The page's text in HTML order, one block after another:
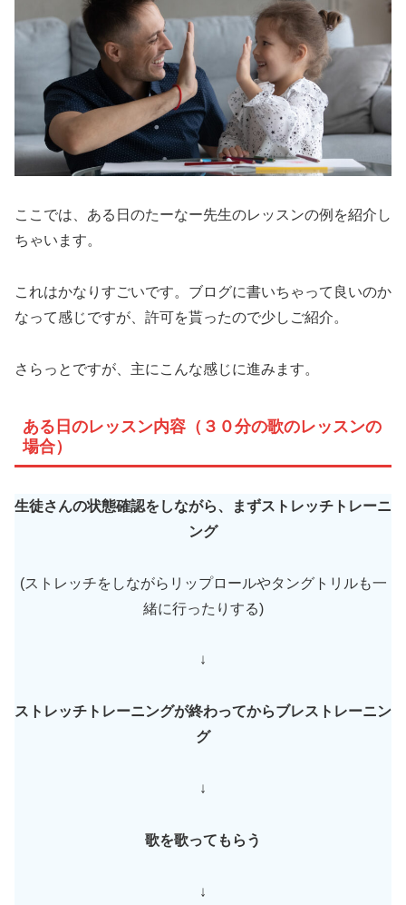
ここでは、ある日のたーなー先生のレッスンの例を紹介し
ちゃいます。
これはかなりすごいです。ブログに書いちゃって良いのか
なって感じですが、許可を貰ったので少しご紹介。
さらっとですが、主にこんな感じに進みます。
ある日のレッスン内容（３０分の歌のレッスンの
場合）
生徒さんの状態確認をしながら、まずストレッチトレーニ
ング
(ストレッチをしながらリップロールやタングトリルも一
緒に行ったりする)
↓
ストレッチトレーニングが終わってからブレストレーニン
グ
↓
歌を歌ってもらう
↓